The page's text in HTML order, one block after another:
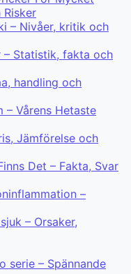
– Nivåer, kritik och
– Statistik, fakta och
handling och
– Vårens Hetaste
Jämförelse och
Det – Fakta, Svar
–
– Orsaker,
serie – Spännande